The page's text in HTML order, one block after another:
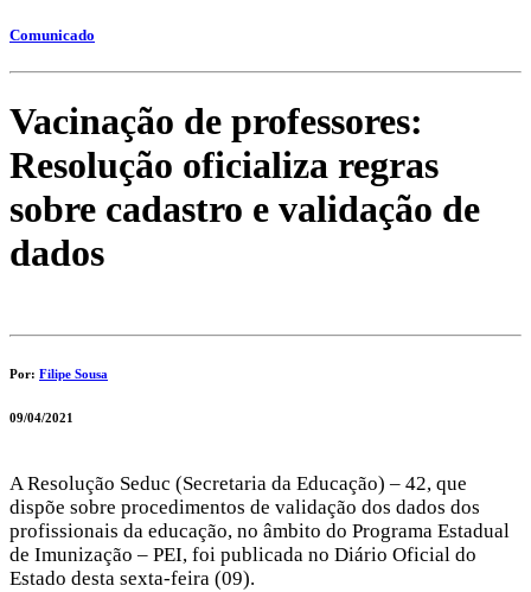
Comunicado
Vacinação de professores:
Resolução oficializa regras
sobre cadastro e validação de
dados
Por: Filipe Sousa
09/04/2021
A Resolução Seduc (Secretaria da Educação) – 42, que
dispõe sobre procedimentos de validação dos dados dos
profissionais da educação, no âmbito do Programa Estadual
de Imunização – PEI, foi publicada no Diário Oficial do
Estado desta sexta-feira (09).